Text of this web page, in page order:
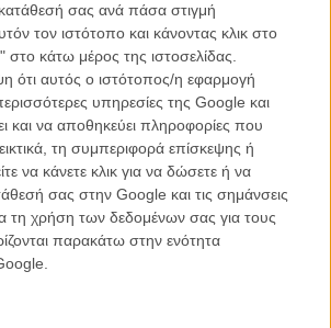
σας ανά πάσα στιγμή
τον ιστότοπο και κάνοντας κλικ στο
κάτω μέρος της ιστοσελίδας.
ότι αυτός ο ιστότοπος/η εφαρμογή
υπηρεσίες της Google και
και να αποθηκεύει πληροφορίες που
τη συμπεριφορά επίσκεψης ή
να κάνετε κλικ για να δώσετε ή να
σας στην Google και τις σημάνσεις
τη χρήση των δεδομένων σας για τους
παρακάτω στην ενότητα
«Σ΄ ένα παραμύθι χωράνε τα
το «Αν...»
φωτογραφίες από τα γυρίσματα: